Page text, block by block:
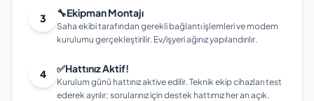
3 🔧Ekipman Montajı
Saha ekibi tarafından gerekli bağlantı işlemleri ve modem
kurulumu gerçekleştirilir. Ev/işyeri ağınız yapılandırılır.
4 ✅Hattınız Aktif!
Kurulum günü hattınız aktive edilir. Teknik ekip cihazları test
ederek ayrılır; sorularınız için destek hattımız her an açık.